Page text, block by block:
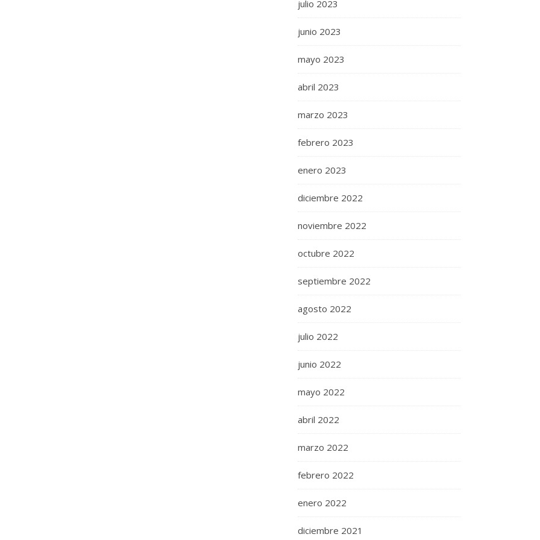
julio 2023
junio 2023
mayo 2023
abril 2023
marzo 2023
febrero 2023
enero 2023
diciembre 2022
noviembre 2022
octubre 2022
septiembre 2022
agosto 2022
julio 2022
junio 2022
mayo 2022
abril 2022
marzo 2022
febrero 2022
enero 2022
diciembre 2021